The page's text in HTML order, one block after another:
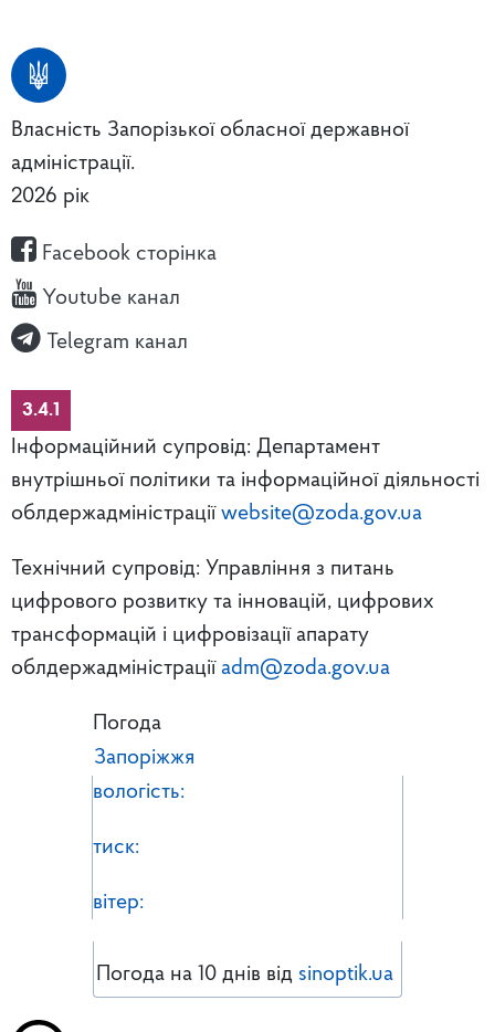
Власність Запорізької обласної державної
адміністрації.
2026 рік
Facebook сторінка
Youtube канал
Telegram канал
3.4.1
Інформаційний супровід: Департамент
внутрішньої політики та інформаційної діяльності
облдержадміністрації website@zoda.gov.ua
Технічний супровід: Управління з питань
цифрового розвитку та інновацій, цифрових
трансформацій і цифровізації апарату
облдержадміністрації adm@zoda.gov.ua
Погода
Запоріжжя
вологість:
тиск:
вітер:
Погода на 10 днів від sinoptik.ua